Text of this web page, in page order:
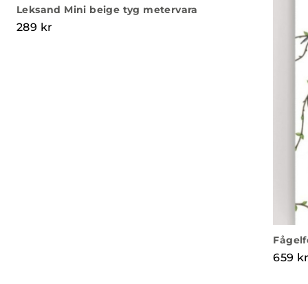
Leksand Mini beige tyg metervara
289 kr
659